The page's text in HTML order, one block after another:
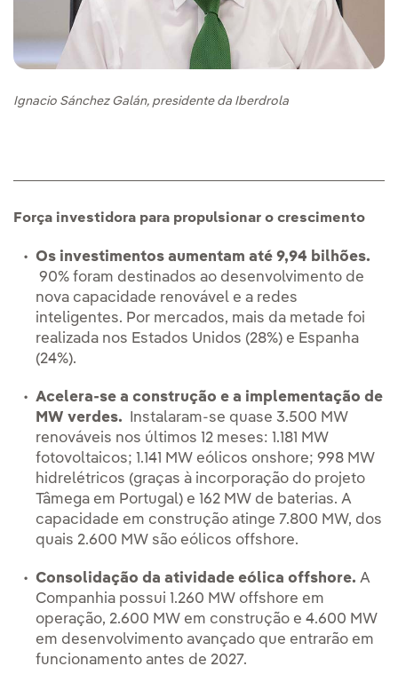
Ignacio Sánchez Galán, presidente da Iberdrola
Força investidora para propulsionar o crescimento
Os investimentos aumentam até 9,94 bilhões.
90% foram destinados ao desenvolvimento de
nova capacidade renovável e a redes
inteligentes. Por mercados, mais da metade foi
realizada nos Estados Unidos (28%) e Espanha
(24%).
Acelera-se a construção e a implementação de
MW verdes.
Instalaram-se quase 3.500 MW
renováveis nos últimos 12 meses: 1.181 MW
fotovoltaicos; 1.141 MW eólicos onshore; 998 MW
hidrelétricos (graças à incorporação do projeto
Tâmega em Portugal) e 162 MW de baterias. A
capacidade em construção atinge 7.800 MW, dos
quais 2.600 MW são eólicos offshore.
Consolidação da atividade eólica offshore. A
Companhia possui 1.260 MW offshore em
operação, 2.600 MW em construção e 4.600 MW
em desenvolvimento avançado que entrarão em
funcionamento antes de 2027.